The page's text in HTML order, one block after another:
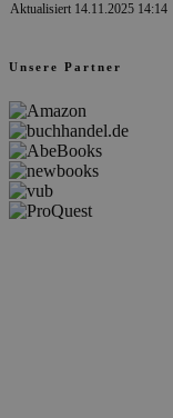
Aktualisiert 14.11.2025 14:14
Unsere Partner